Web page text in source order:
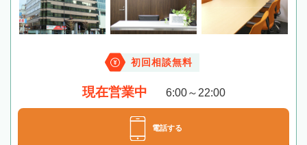
初回相談無料
現在営業中 6:00～22:00
電話する